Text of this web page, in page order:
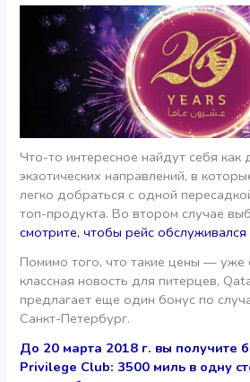
Что-то интересное найдут себя как
экзотических направлений, в
легко добраться с одной
топ-продукта. Во втором случае
смотрите, чтобы рейс
Помимо того, что такие цены — уже
классная новость для питерцев,
предлагает еще один бонус по
Санкт-Петербург.
До 20 марта 2018 г. вы получите
Privilege Club: 3500 миль в одну